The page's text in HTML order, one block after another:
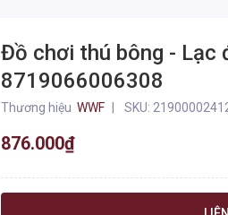
Đồ chơi thú bông - Lạc
8719066006308
Thương hiệu WWF SKU:
876.000₫